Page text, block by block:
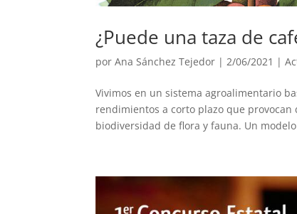
¿Puede una taza de
porAna Sánchez Tejedor |2/06/2021 |
Vivimos en un sistema agroalimentario
rendimientos a corto plazo que
biodiversidad de flora y fauna. Un